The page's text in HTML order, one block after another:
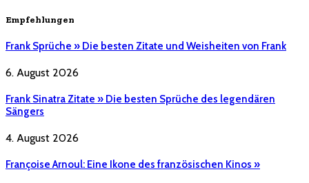
Empfehlungen
Frank Sprüche » Die besten Zitate und Weisheiten von Frank
6. August 2026
Frank Sinatra Zitate » Die besten Sprüche des legendären
Sängers
4. August 2026
Françoise Arnoul: Eine Ikone des französischen Kinos »